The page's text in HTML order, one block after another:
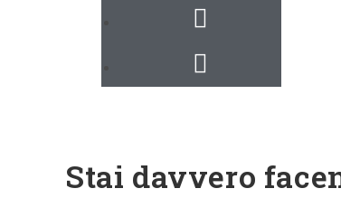
Stai davvero